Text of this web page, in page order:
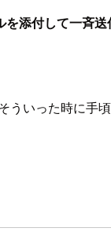
添付して一斉
いった時に手